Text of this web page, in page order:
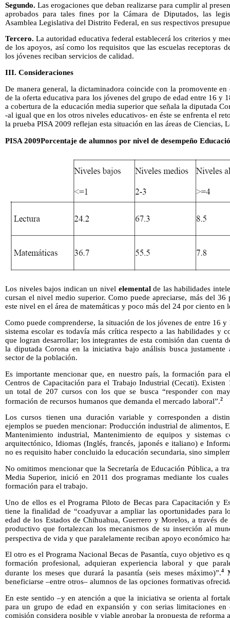
Segundo. Las erogaciones que deban realizarse para cumplir al
aprobados para tales fines por la Cámara de Diputados, las
Asamblea Legislativa del Distrito Federal, en sus respectivos
Tercero.La autoridad educativa federal establecerá los criterios y
de los apoyos, así como los requisitos que las escuelas receptoras
los jóvenes reciban servicios de calidad.
III. Consideraciones
De manera general, la dictaminadora coincide con la promovente
de la oferta educativa para los jóvenes del grupo de edad entre 16 y
a cobertura de la educación media superior que señala la diputada
-al igual que en los otros niveles educativos- en éste se enfrenta el
la prueba PISA 2009 reflejan esta situación en las áreas de Ciencias,
PISA 2009Porcentaje de alumnos por nivel de desempeño
Los niveles bajos indican un nivel elementalde las habilidades
cursan el nivel medio superior. Como puede apreciarse, más del 36
este nivel en el área de matemáticas y poco más del 24 por ciento en
Como puede comprenderse, la situación de los jóvenes de entre 16
sistema escolar es todavía más crítica respecto a las habilidades y
que logran desarrollar; los integrantes de esta comisión dan cuenta
la diputada Corona en la iniciativa bajo análisis busca justamente
sector de la población.
Es importante mencionar que, en nuestro país, la formación para
Centros de Capacitación para el Trabajo Industrial (Cecati). Existen
un total de 207 cursos con los que se busca “responder con
formación de recursos humanos que demanda el mercado laboral”.2
Los cursos tienen una duración variable y corresponden a
ejemplos se pueden mencionar: Producción industrial de alimentos,
Mantenimiento industrial, Mantenimiento de equipos y sistemas
arquitectónico, Idiomas (Inglés, francés, japonés e italiano) e
no es requisito haber concluido la educación secundaria, sino
No omitimos mencionar que la Secretaría de Educación Pública, a
Media Superior, inició en 2011 dos programas mediante los
formación para el trabajo.
Uno de ellos es el Programa Piloto de Becas para Capacitación y
tiene la finalidad de “coadyuvar a ampliar las oportunidades para
edad de los Estados de Chihuahua, Guerrero y Morelos, a través
productivo que fortalezcan los mecanismos de su inserción al
perspectiva de vida y que paralelamente reciban apoyo económico
El otro es el Programa Nacional Becas de Pasantía, cuyo objetivo es
formación profesional, adquieran experiencia laboral y que
durante los meses que durará la pasantía (seis meses máximo)”.4
beneficiarse –­entre otros– alumnos de las opciones formativas
En este sentido –y en atención a que la iniciativa se orienta al
para un grupo de edad en expansión y con serias limitaciones en
comisión considera posible y viable aprobar la propuesta de reforma